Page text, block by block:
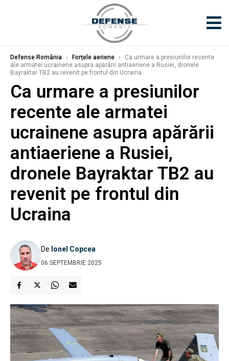
Defense România › Forțele aeriene ›
Ca urmare a presiunilor recente
ale armatei ucrainene asupra apărării antiaeriene a Rusiei, dronele
Bayraktar TB2 au revenit pe frontul din Ucraina
Ca urmare a presiunilor
recente ale armatei
ucrainene asupra apărării
antiaeriene a Rusiei,
dronele Bayraktar TB2 au
revenit pe frontul din
Ucraina
De Ionel Copcea
06 SEPTEMBRIE 2025